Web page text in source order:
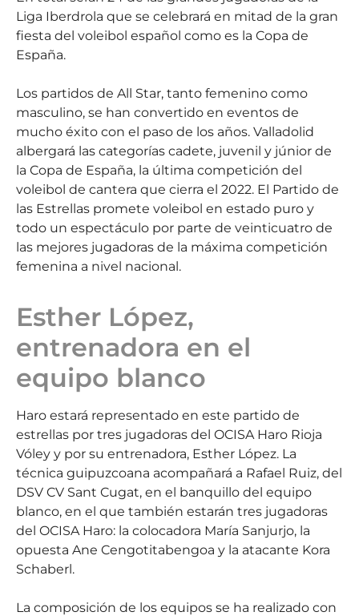
Liga Iberdrola que se celebrará en mitad de la gran
fiesta del voleibol español como es la Copa de
España.
Los partidos de All Star, tanto femenino como
masculino, se han convertido en eventos de
mucho éxito con el paso de los años. Valladolid
albergará las categorías cadete, juvenil y júnior de
la Copa de España, la última competición del
voleibol de cantera que cierra el 2022. El Partido de
las Estrellas promete voleibol en estado puro y
todo un espectáculo por parte de veinticuatro de
las mejores jugadoras de la máxima competición
femenina a nivel nacional.
Esther López,
entrenadora en el
equipo blanco
Haro estará representado en este partido de
estrellas por tres jugadoras del OCISA Haro Rioja
Vóley y por su entrenadora, Esther López. La
técnica guipuzcoana acompañará a Rafael Ruiz, del
DSV CV Sant Cugat, en el banquillo del equipo
blanco, en el que también estarán tres jugadoras
del OCISA Haro: la colocadora María Sanjurjo, la
opuesta Ane Cengotitabengoa y la atacante Kora
Schaberl.
La composición de los equipos se ha realizado con